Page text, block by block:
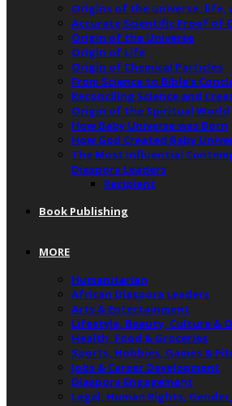
Origins of the universe, life,
Accurate Scientific Proof of
Origin of the Universe
Origin of Life
Origin of Chemical Particles
From Science to Bible’s
Reconciling Science and
Origin of the Spiritual World
How Baby Universe was Born
How God Created Baby
The Most Influential
Diaspora Leaders
Recipient
Book Publishing
MORE
Humanitarian
African Diaspora Leaders
Arts & Entertainment
Lifestyle, Beauty, Culture &
Health, Food & Groceries
Sports, Hobbies, Games &
Jobs & Career Development
Diaspora Engagement
Legal, Human Rights,